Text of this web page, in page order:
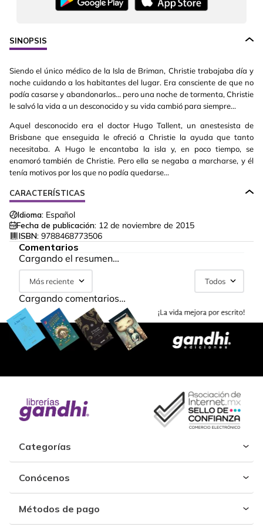
SINOPSIS
Siendo el único médico de la Isla de Briman, Christie trabajaba día y
noche cuidando a los habitantes del lugar. Era consciente de que no
podía casarse y abandonarlos... pero una noche de tormenta, Christie
le salvó la vida a un desconocido y su vida cambió para siempre...
Aquel desconocido era el doctor Hugo Tallent, un anestesista de
Brisbane que enseguida le ofreció a Christie la ayuda que tanto
necesitaba. A Hugo le encantaba la isla y, en poco tiempo, se
enamoró también de Christie. Pero ella se negaba a marcharse, y él
tenía motivos por los que no podía quedarse...
CARACTERÍSTICAS
Idioma: Español
Fecha de publicación: 12 de noviembre de 2015
ISBN: 9788468773506
Comentarios
Cargando el resumen…
Más reciente Todos
Cargando comentarios…
Categorías
Conócenos
Métodos de pago